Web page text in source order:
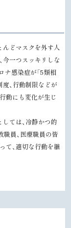
んどマスクを外す人
今一つスッキリしな
ナ感染症が「5類相
度、行動制限などが
動にも変化が生じ
ては、冷静かつ的
職員、医療職員の皆
て、適切な行動を継